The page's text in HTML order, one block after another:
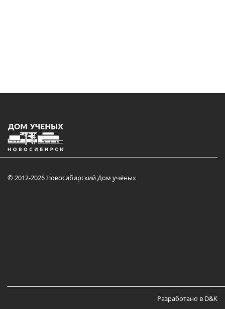
© 2012-2026 Новосибирский Дом учёных
Разработано в D&K